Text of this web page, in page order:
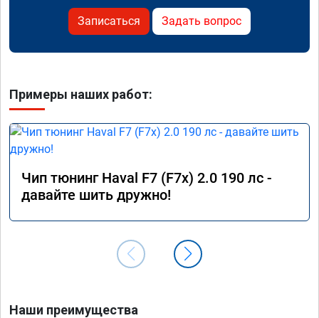
Записаться Задать вопрос
Примеры наших работ:
Чип тюнинг Haval F7 (F7x) 2.0 190 лс -
давайте шить дружно!
Наши преимущества